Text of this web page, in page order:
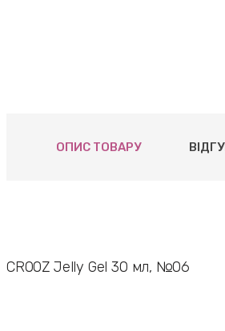
ОПИС ТОВАРУ
CROOZ Jelly Gel 30 мл, №06